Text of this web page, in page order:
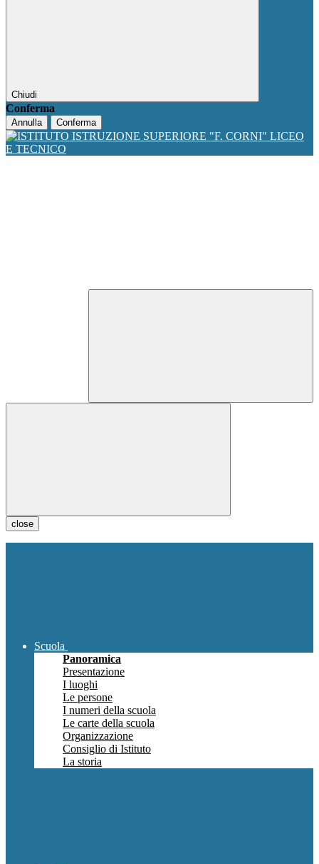
Chiudi
Conferma
Annulla Conferma
close
Scuola
Panoramica
Presentazione
I luoghi
Le persone
I numeri della scuola
Le carte della scuola
Organizzazione
Consiglio di Istituto
La storia